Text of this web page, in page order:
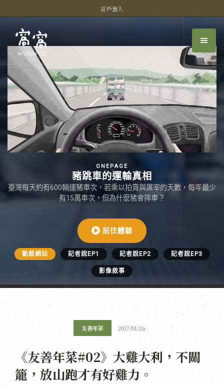
訂戶登入
ONEPAGE
豬跳車的運輸真相
臺灣每天約有600輛運豬車次，若乘以拍賣與屠宰的天數，每年最少
有15萬車次，但為什麼豬會摔車？
前往體驗
動態網站 記者說EP1 記者說EP2 記者說EP3
影像敘事
友善年菜 2017/01/26
《友善年菜#02》大雞大利，不關
籠，放山跑才有好雞力。